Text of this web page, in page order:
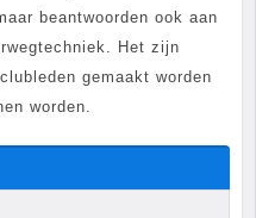
beantwoorden ook aan
Het zijn
gemaakt worden
worden.